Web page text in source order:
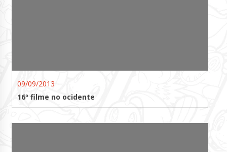
09/09/2013
16º filme no ocidente